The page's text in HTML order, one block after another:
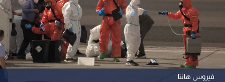
فيروس هانتا